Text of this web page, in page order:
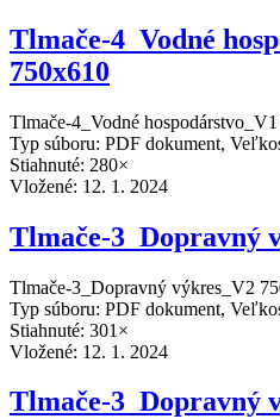
Tlmače-4_Vodné
750x610
Tlmače-4_Vodné
Typ súboru: PDF dokument,
Stiahnuté: 280×
Vložené: 12. 1. 2024
Tlmače-3_Dopravný
Tlmače-3_Dopravný výkres_V2
Typ súboru: PDF dokument,
Stiahnuté: 301×
Vložené: 12. 1. 2024
Tlmače-3_Dopravný